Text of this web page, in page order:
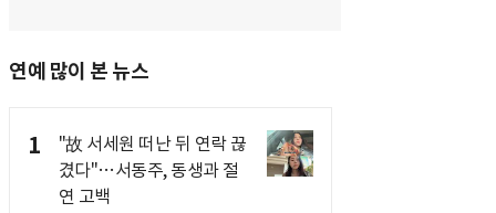
연예 많이 본 뉴스
1
"故 서세원 떠난 뒤 연락 끊
겼다"…서동주, 동생과 절
연 고백